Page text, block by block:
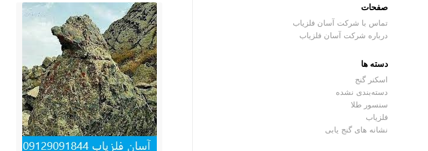
صفحات
تماس با شرکت آسان فلزیاب
درباره شرکت آسان فلزیاب
دسته ها
اسکنر گنج
دسته‌بندی نشده
سنسور طلا
فلزیاب
نشانه های گنج یابی